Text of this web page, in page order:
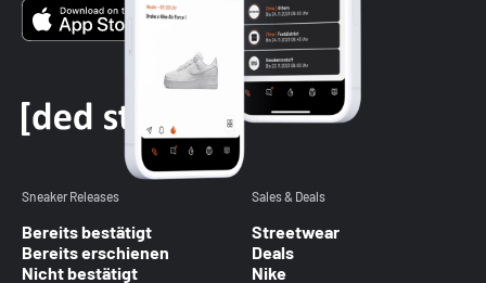
Sneaker Releases
Bereits bestätigt
Bereits erschienen
Nicht bestätigt
Sales & Deals
Streetwear
Deals
Nike